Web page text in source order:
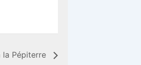
la Pépiterre